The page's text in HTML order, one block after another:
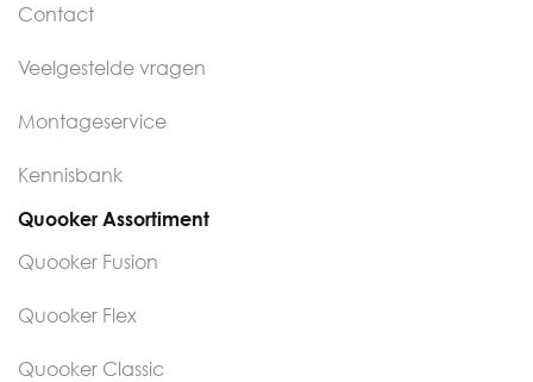
Contact
Veelgestelde vragen
Montageservice
Kennisbank
Quooker Assortiment
Quooker Fusion
Quooker Flex
Quooker Classic